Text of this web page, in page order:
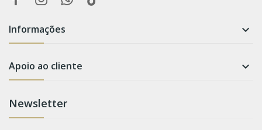
Informações 
Apoio ao cliente 
Newsletter